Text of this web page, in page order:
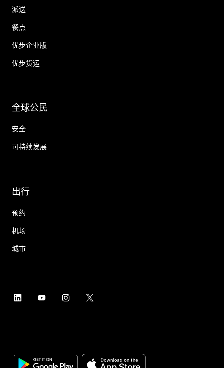
派送
餐点
优步企业版
优步货运
全球公民
安全
可持续发展
出行
预约
机场
城市